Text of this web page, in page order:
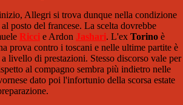
Allegri si trova dunque nella condizione
posto del francese. La scelta dovrebbe
Ricci e Ardon Jashari. L'ex Torino è
prova contro i toscani e nelle ultime partite è
livello di prestazioni. Stesso discorso vale per
al compagno sembra più indietro nelle
dato poi l'infortunio della scorsa estate